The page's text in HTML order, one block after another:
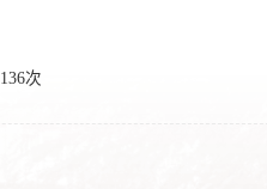
136次